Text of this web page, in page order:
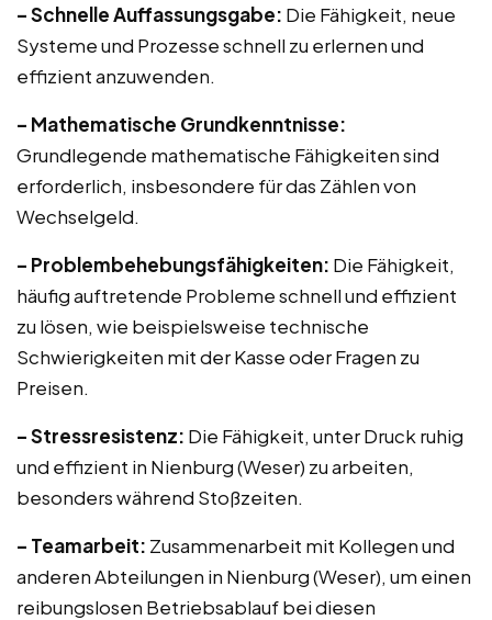
– Schnelle Auffassungsgabe: Die Fähigkeit, neue
Systeme und Prozesse schnell zu erlernen und
effizient anzuwenden.
– Mathematische Grundkenntnisse:
Grundlegende mathematische Fähigkeiten sind
erforderlich, insbesondere für das Zählen von
Wechselgeld.
– Problembehebungsfähigkeiten: Die Fähigkeit,
häufig auftretende Probleme schnell und effizient
zu lösen, wie beispielsweise technische
Schwierigkeiten mit der Kasse oder Fragen zu
Preisen.
– Stressresistenz: Die Fähigkeit, unter Druck ruhig
und effizient in Nienburg (Weser) zu arbeiten,
besonders während Stoßzeiten.
– Teamarbeit: Zusammenarbeit mit Kollegen und
anderen Abteilungen in Nienburg (Weser), um einen
reibungslosen Betriebsablauf bei diesen